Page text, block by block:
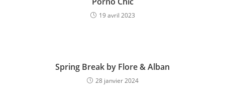
19 avril 2023
Spring Break by Flore & Alban
28 janvier 2024